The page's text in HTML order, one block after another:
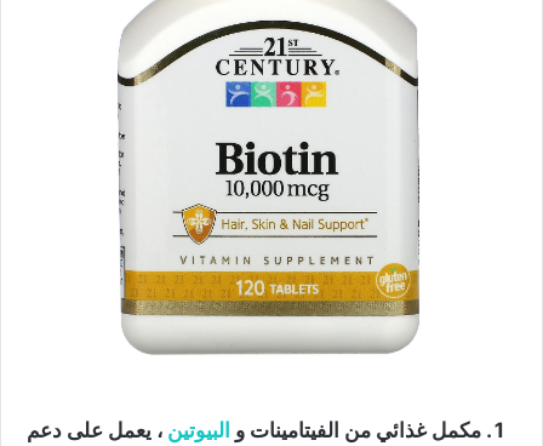
مكمل غذائي من الفيتامينات و البيوتين ، يعمل على دعم